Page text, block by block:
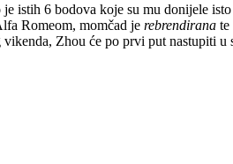
istih 6 bodova koje su mu donijele
Romeom, momčad je rebrendirana te
Zhou će po prvi put nastupiti